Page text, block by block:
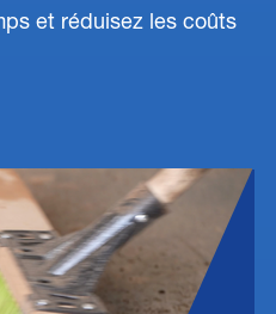
et réduisez les coûts